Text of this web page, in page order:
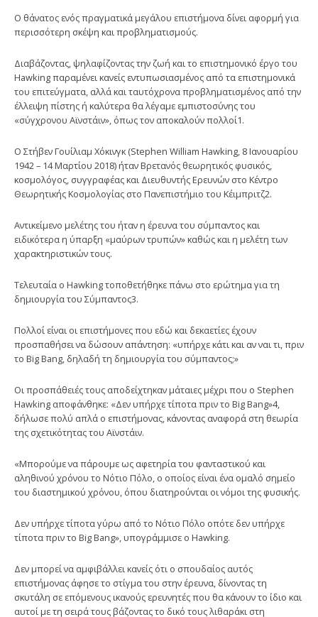
Ο θάνατος ενός πραγματικά μεγάλου επιστήμονα δίνει αφορμή για
περισσότερη σκέψη και προβληματισμούς.
Διαβάζοντας, ψηλαφίζοντας την ζωή και το επιστημονικό έργο του
Hawking παραμένει κανείς εντυπωσιασμένος από τα επιστημονικά
του επιτεύγματα, αλλά και ταυτόχρονα προβληματισμένος από την
έλλειψη πίστης ή καλύτερα θα λέγαμε εμπιστοσύνης του
«σύγχρονου Αϊνστάιν», όπως τον αποκαλούν πολλοί1.
O Στήβεν Γουίλιαμ Χόκινγκ (Stephen William Hawking, 8 Ιανουαρίου
1942 – 14 Μαρτίου 2018) ήταν Βρετανός θεωρητικός φυσικός,
κοσμολόγος, συγγραφέας και Διευθυντής Ερευνών στο Κέντρο
Θεωρητικής Κοσμολογίας στο Πανεπιστήμιο του Κέιμπριτζ2.
Αντικείμενο μελέτης του ήταν η έρευνα του σύμπαντος και
ειδικότερα η ύπαρξη «μαύρων τρυπών» καθώς και η μελέτη των
χαρακτηριστικών τους.
Τελευταία ο Hawking τοποθετήθηκε πάνω στο ερώτημα για τη
δημιουργία του Σύμπαντος3.
Πολλοί είναι οι επιστήμονες που εδώ και δεκαετίες έχουν
προσπαθήσει να δώσουν απάντηση: «υπήρχε κάτι και αν ναι τι, πριν
το Big Bang, δηλαδή τη δημιουργία του σύμπαντος;»
Οι προσπάθειές τους αποδείχτηκαν μάταιες μέχρι που ο Stephen
Hawking αποφάνθηκε: «Δεν υπήρχε τίποτα πριν το Big Bang»4,
δήλωσε πολύ απλά ο επιστήμονας, κάνοντας αναφορά στη θεωρία
της σχετικότητας του Αϊνστάιν.
«Μπορούμε να πάρουμε ως αφετηρία του φανταστικού και
αληθινού χρόνου το Νότιο Πόλο, ο οποίος είναι ένα ομαλό σημείο
του διαστημικού χρόνου, όπου διατηρούνται οι νόμοι της φυσικής.
Δεν υπήρχε τίποτα γύρω από το Νότιο Πόλο οπότε δεν υπήρχε
τίποτα πριν το Big Bang», υπογράμμισε ο Hawking.
Δεν μπορεί να αμφιβάλλει κανείς ότι ο σπουδαίος αυτός
επιστήμονας άφησε το στίγμα του στην έρευνα, δίνοντας τη
σκυτάλη σε επόμενους ικανούς ερευνητές που θα κάνουν το ίδιο και
αυτοί με τη σειρά τους βάζοντας το δικό τους λιθαράκι στη